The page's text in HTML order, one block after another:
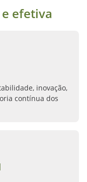
efetiva
inovação,
contínua dos